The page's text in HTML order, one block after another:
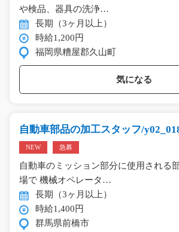
や検品、器具の洗浄…
長期（3ヶ月以上）
時給1,200円
福岡県糟屋郡久山町
気になる
自動車部品の加工スタッフ/
NEW 急募
自動車のミッション部分に使用される
場で 機械オペレータ…
長期（3ヶ月以上）
時給1,400円
群馬県前橋市